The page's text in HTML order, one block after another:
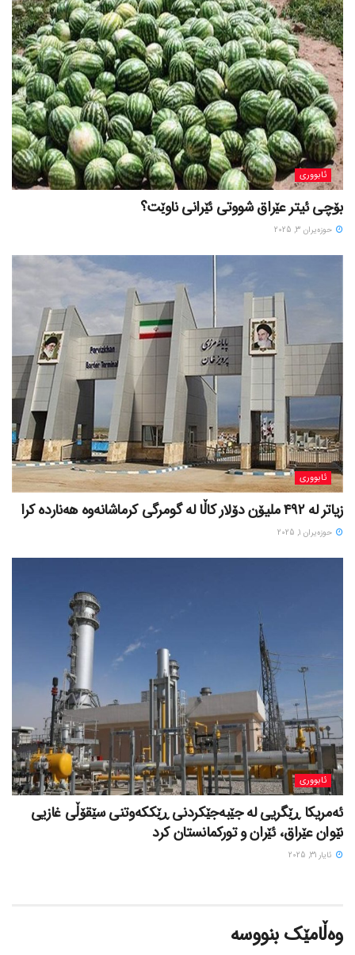
ئابووری
بۆچی ئیتر عێراق شووتی ئێرانی ناوێت؟
حوزه‌یران 3, 2025
ئابووری
زیاتر لە ٤٩٢ ملیۆن دۆلار کاڵا لە گومرگی کرماشانەوە هەناردە کرا
حوزه‌یران 1, 2025
ئابووری
ئەمریکا ڕێگریی لە جێبەجێکردنی ڕێککەوتنی سێقۆڵی غازیی
نێوان عێراق، ئێران و تورکمانستان کرد
ئایار 31, 2025
وەڵامێک بنووسە